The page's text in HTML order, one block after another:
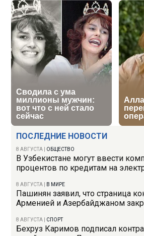
ПОСЛЕДНИЕ НОВОСТИ
8 АВГУСТА ОБЩЕСТВО
В Узбекистане могут ввести
процентов по кредитам на
8 АВГУСТА В МИРЕ
Пашинян заявил, что страница
Арменией и Азербайджаном
8 АВГУСТА СПОРТ
Бехруз Каримов подписал